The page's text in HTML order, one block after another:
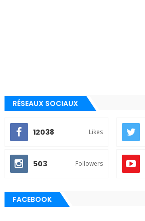
RÉSEAUX SOCIAUX
12038 Likes
503 Followers
FACEBOOK